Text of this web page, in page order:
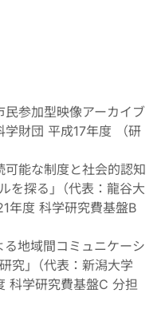
参加型映像アーカイブ
学財団 平成17年度 （研
可能な制度と社会的認知
を探る｣（代表：龍谷大
年度 科学研究費基盤B
る地域間コミュニケーシ
究｣（代表：新潟大学
科学研究費基盤C 分担